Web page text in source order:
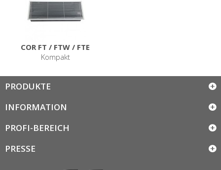
COR FT / FTW / FTE
Kompakt
PRODUKTE
INFORMATION
PROFI-BEREICH
PRESSE